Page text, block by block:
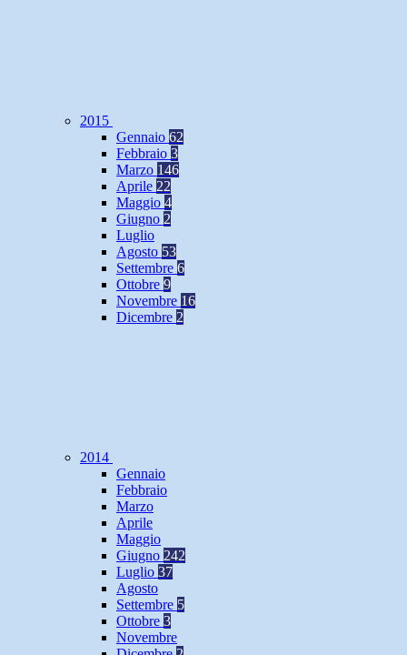
2015
Gennaio 62
Febbraio 3
Marzo 146
Aprile 22
Maggio 4
Giugno 2
Luglio
Agosto 53
Settembre 6
Ottobre 9
Novembre 16
Dicembre 2
2014
Gennaio
Febbraio
Marzo
Aprile
Maggio
Giugno 242
Luglio 37
Agosto
Settembre 5
Ottobre 3
Novembre